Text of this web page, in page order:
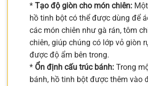
* Tạo độ giòn cho món chiên:
hồ tinh bột có thể được dùng để
các món chiên như gà rán, tôm
chiên, giúp chúng có lớp vỏ giòn
được độ ẩm bên trong.
* Ổn định cấu trúc bánh: Trong
bánh, hồ tinh bột được thêm vào